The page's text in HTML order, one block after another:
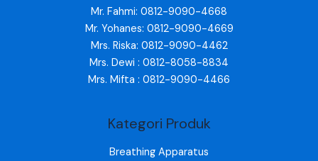
Mr. Fahmi: 0812-9090-4668
Mr. Yohanes: 0812-9090-4669
Mrs. Riska: 0812-9090-4462
Mrs. Dewi : 0812-8058-8834
Mrs. Mifta : 0812-9090-4466
Kategori Produk
Breathing Apparatus